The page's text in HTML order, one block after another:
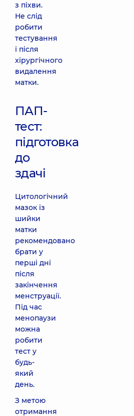
з піхви.
Не слід
робити
тестування
і після
хірургічного
видалення
матки.
ПАП-
тест:
підготовка
до
здачі
Цитологічний
мазок із
шийки
матки
рекомендовано
брати у
перші дні
після
закінчення
менструації.
Під час
менопаузи
можна
робити
тест у
будь-
який
день.
З метою
отримання